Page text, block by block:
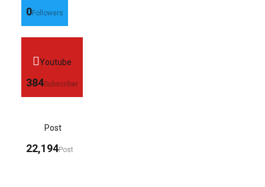
0Followers
Youtube
384Subscriber
Post
22,194Post